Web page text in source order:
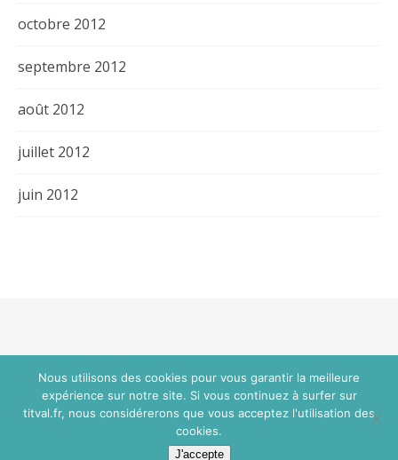
octobre 2012
septembre 2012
août 2012
juillet 2012
juin 2012
HAUT DE PAGE
Nous utilisons des cookies pour vous garantir la meilleure
expérience sur notre site. Si vous continuez à surfer sur
titval.fr, nous considérerons que vous acceptez l'utilisation des
cookies.
J'accepte